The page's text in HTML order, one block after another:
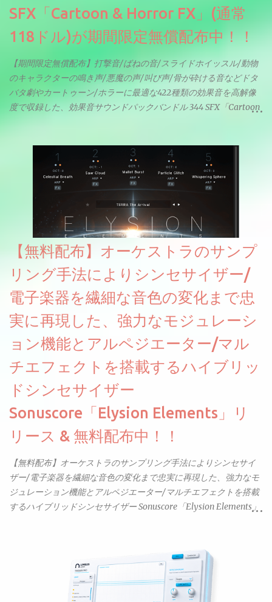
SFX「Cartoon & Horror FX」(通常
118ドル)が期間限定無償配布中！！
【期間限定無償配布】打撃音/ばねの音/スライドホイッスル/動物
のキャラクターの鳴き声/悪魔の声/叫び声/骨が砕ける音などドタ
バタ劇やカートゥーン/ホラーに最適な422種類の効果音を高解像
度で収録した、効果音サウンドパックバンドル 344 SFX「Cartoon
【無料配布】オーケストラのサンプ
リング手法によりシンセサイザー/
電子楽器を繊細な音色の変化まで忠
実に再現した、強力なモジュレーシ
ョン機能とアルペジエーター/マル
チエフェクトを搭載するハイブリッ
ドシンセサイザー
Sonuscore「Elysion Elements」リ
リース & 無料配布中！！
【無料配布】オーケストラのサンプリング手法によりシンセサイ
ザー/電子楽器を繊細な音色の変化まで忠実に再現した、強力なモ
ジュレーション機能とアルペジエーター/マルチエフェクトを搭載
するハイブリッドシンセサイザー Sonuscore「Elysion Elements」
えるようになっています。総容量も7GBを超えます。複数の設定に
より音色が作りこまれているため、あらかじめアルペジオがプロ
グラムされているプリセットも多いですが、アルペジオを切るこ
とももちろんできます。 ほとんどのシンセライブラリは、音を一